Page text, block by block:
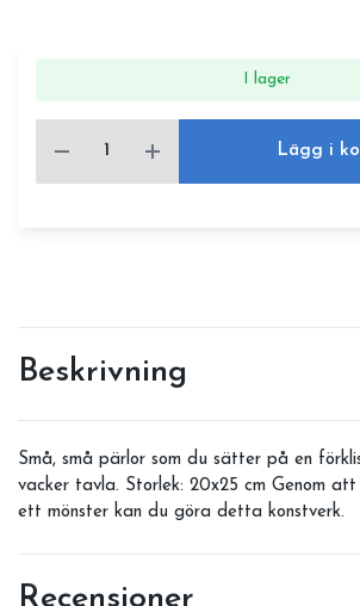
I lager
Lägg i
Beskrivning
Små, små pärlor som du sätter på en
vacker tavla. Storlek: 20x25 cm Genom
ett mönster kan du göra detta konstverk.